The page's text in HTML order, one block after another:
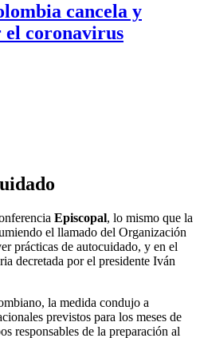
cancela y
el coronavirus
Episcopal, lo mismo que la
el llamado del Organización
prácticas de autocuidado, y en el
decretada por el presidente Iván
la medida condujo a
previstos para los meses de
responsables de la preparación al